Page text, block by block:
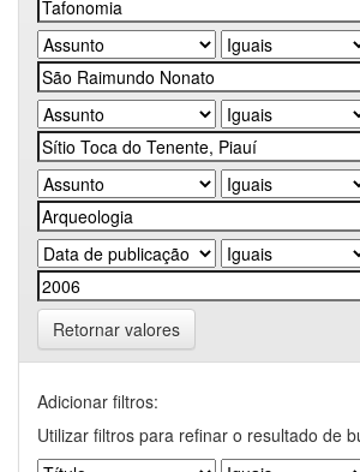
Retornar valores
Adicionar filtros:
Utilizar filtros para refinar o resultado de